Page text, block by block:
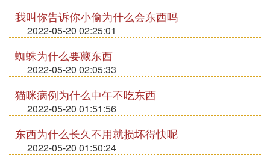
我叫你告诉你小偷为什么会东西吗
2022-05-20 02:25:01
蜘蛛为什么要藏东西
2022-05-20 02:05:33
猫咪病例为什么中午不吃东西
2022-05-20 01:51:56
东西为什么长久不用就损坏得快呢
2022-05-20 01:50:24